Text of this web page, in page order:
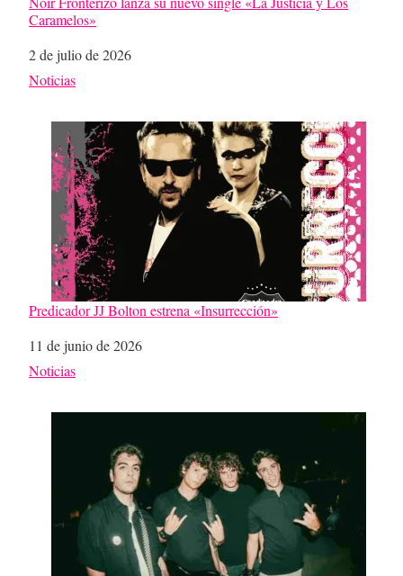
Caramelos»
Fecha
2 de julio de 2026
Respecto a
Noticias
Predicador JJ Bolton estrena «Insurrección»
Fecha
11 de junio de 2026
Respecto a
Noticias